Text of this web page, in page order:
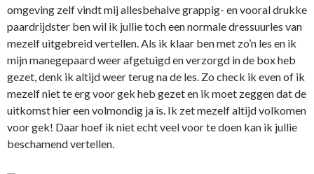
omgeving zelf vindt mij allesbehalve grappig- en vooral drukke
paardrijdster ben wil ik jullie toch een normale dressuurles van
mezelf uitgebreid vertellen. Als ik klaar ben met zo’n les en ik
mijn manegepaard weer afgetuigd en verzorgd in de box heb
gezet, denk ik altijd weer terug na de les. Zo check ik even of ik
mezelf niet te erg voor gek heb gezet en ik moet zeggen dat de
uitkomst hier een volmondig ja is. Ik zet mezelf altijd volkomen
voor gek! Daar hoef ik niet echt veel voor te doen kan ik jullie
beschamend vertellen.